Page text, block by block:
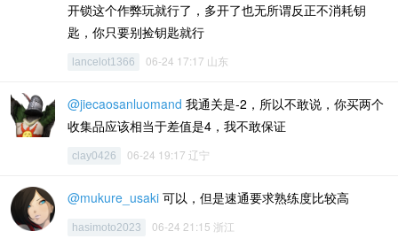
开锁这个作弊玩就行了，多开了也无所谓反正不消耗钥
匙，你只要别捡钥匙就行
lancelot1366 06-24 17:17 山东
@jiecaosanluomand 我通关是-2，所以不敢说，你买两个
收集品应该相当于差值是4，我不敢保证
clay0426 06-24 19:17 辽宁
@mukure_usaki 可以，但是速通要求熟练度比较高
hasimoto2023 06-24 21:15 浙江